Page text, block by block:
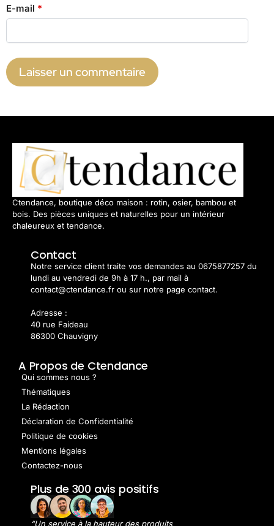
E-mail *
Ctendance, boutique déco maison : rotin, osier, bambou et
bois. Des pièces uniques et naturelles pour un intérieur
chaleureux et tendance.
Contact
Notre service client traite vos demandes au 0675877257 du
lundi au vendredi de 9h à 17 h., par mail à
contact@ctendance.fr ou sur notre page contact.
Adresse :
40 rue Faideau
86300 Chauvigny
A Propos de Ctendance
Qui sommes nous ?
Thématiques
La Rédaction
Déclaration de Confidentialité
Politique de cookies
Mentions légales
Contactez-nous
Plus de 300 avis positifs
“Un service à la hauteur des produits